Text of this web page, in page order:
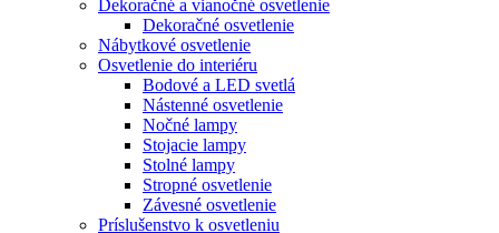
Dekoračné a vianočné osvetlenie
Dekoračné osvetlenie
Nábytkové osvetlenie
Osvetlenie do interiéru
Bodové a LED svetlá
Nástenné osvetlenie
Nočné lampy
Stojacie lampy
Stolné lampy
Stropné osvetlenie
Závesné osvetlenie
Príslušenstvo k osvetleniu